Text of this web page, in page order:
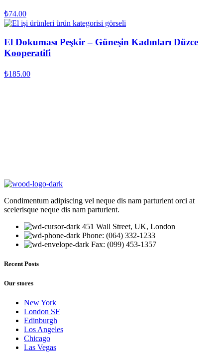
₺74.00
El Dokuması Peşkir – Güneşin Kadınları Düzce
Kooperatifi
₺185.00
Condimentum adipiscing vel neque dis nam parturient orci at
scelerisque neque dis nam parturient.
451 Wall Street, UK, London
Phone: (064) 332-1233
Fax: (099) 453-1357
Recent Posts
Our stores
New York
London SF
Edinburgh
Los Angeles
Chicago
Las Vegas